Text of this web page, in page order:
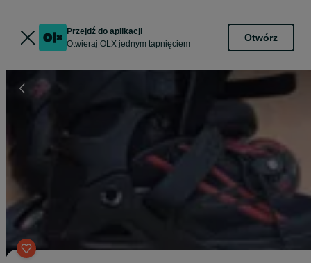
Przejdź do aplikacji
Otwieraj OLX jednym tapnięciem
Otwórz